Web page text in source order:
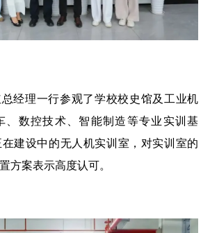
经理一行参观了学校校史馆及工业机
、数控技术、智能制造等专业实训基
建设中的无人机实训室，对实训室的
方案表示高度认可。